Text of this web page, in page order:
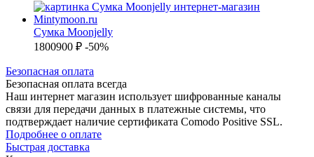
Сумка Moonjelly
1800900 ₽ -50%
Безопасная оплата
Безопасная оплата всегда
Наш интернет магазин использует шифрованные каналы
связи для передачи данных в платежные системы, что
подтверждает наличие сертификата Comodo Positive SSL.
Подробнее о оплате
Быстрая доставка